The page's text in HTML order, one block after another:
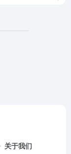
关于我们